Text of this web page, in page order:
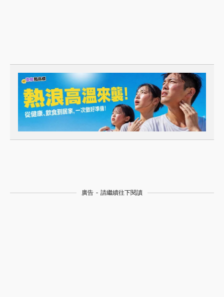
廣告 - 請繼續往下閱讀